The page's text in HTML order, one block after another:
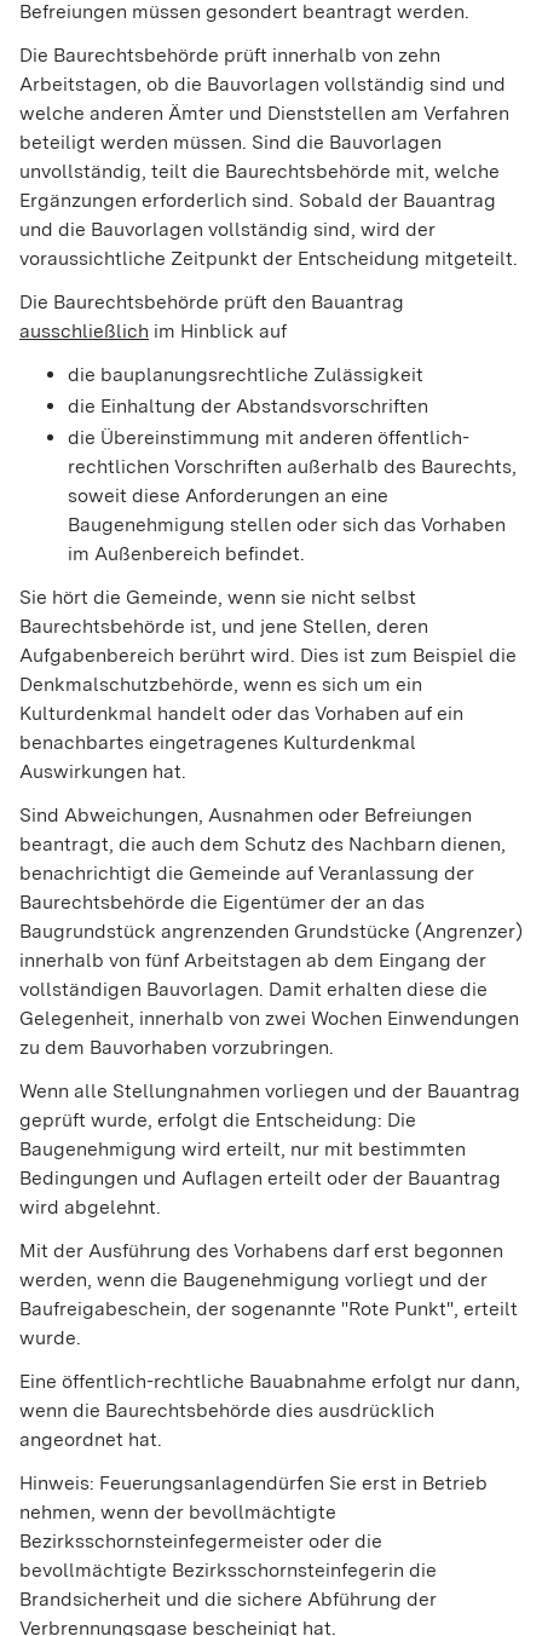
Befreiungen müssen gesondert beantragt werden.
Die Baurechtsbehörde prüft innerhalb von zehn
Arbeitstagen, ob die Bauvorlagen vollständig sind und
welche anderen Ämter und Dienststellen am Verfahren
beteiligt werden müssen. Sind die Bauvorlagen
unvollständig, teilt die Baurechtsbehörde mit, welche
Ergänzungen erforderlich sind. Sobald der Bauantrag
und die Bauvorlagen vollständig sind, wird der
voraussichtliche Zeitpunkt der Entscheidung mitgeteilt.
Die Baurechtsbehörde prüft den Bauantrag
ausschließlich im Hinblick auf
die bauplanungsrechtliche Zulässigkeit
die Einhaltung der Abstandsvorschriften
die Übereinstimmung mit anderen öffentlich-
rechtlichen Vorschriften außerhalb des Baurechts,
soweit diese Anforderungen an eine
Baugenehmigung stellen oder sich das Vorhaben
im Außenbereich befindet.
Sie hört die Gemeinde, wenn sie nicht selbst
Baurechtsbehörde ist, und jene Stellen, deren
Aufgabenbereich berührt wird. Dies ist zum Beispiel die
Denkmalschutzbehörde, wenn es sich um ein
Kulturdenkmal handelt oder das Vorhaben auf ein
benachbartes eingetragenes Kulturdenkmal
Auswirkungen hat.
Sind Abweichungen, Ausnahmen oder Befreiungen
beantragt, die auch dem Schutz des Nachbarn dienen,
benachrichtigt die Gemeinde auf Veranlassung der
Baurechtsbehörde die Eigentümer der an das
Baugrundstück angrenzenden Grundstücke (Angrenzer)
innerhalb von fünf Arbeitstagen ab dem Eingang der
vollständigen Bauvorlagen. Damit erhalten diese die
Gelegenheit, innerhalb von zwei Wochen Einwendungen
zu dem Bauvorhaben vorzubringen.
Wenn alle Stellungnahmen vorliegen und der Bauantrag
geprüft wurde, erfolgt die Entscheidung: Die
Baugenehmigung wird erteilt, nur mit bestimmten
Bedingungen und Auflagen erteilt oder der Bauantrag
wird abgelehnt.
Mit der Ausführung des Vorhabens darf erst begonnen
werden, wenn die Baugenehmigung vorliegt und der
Baufreigabeschein, der sogenannte "Rote Punkt", erteilt
wurde.
Eine öffentlich-rechtliche Bauabnahme erfolgt nur dann,
wenn die Baurechtsbehörde dies ausdrücklich
angeordnet hat.
Hinweis: Feuerungsanlagendürfen Sie erst in Betrieb
nehmen, wenn der bevollmächtigte
Bezirksschornsteinfegermeister oder die
bevollmächtigte Bezirksschornsteinfegerin die
Brandsicherheit und die sichere Abführung der
Verbrennungsgase bescheinigt hat.